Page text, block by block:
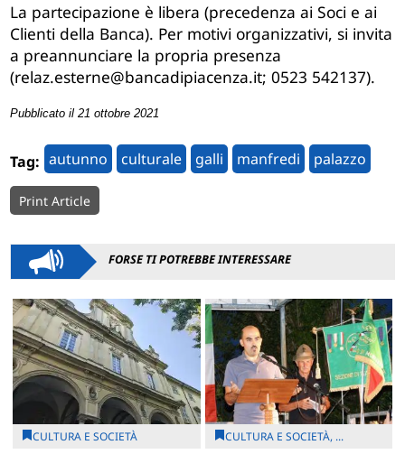
La partecipazione è libera (precedenza ai Soci e ai
Clienti della Banca). Per motivi organizzativi, si invita
a preannunciare la propria presenza
(relaz.esterne@bancadipiacenza.it; 0523 542137).
Pubblicato il 21 ottobre 2021
Tag: autunno culturale galli manfredi palazzo
Print Article
FORSE TI POTREBBE INTERESSARE
CULTURA E SOCIETÀ CULTURA E SOCIETÀ, ...